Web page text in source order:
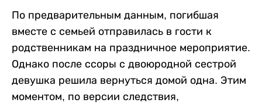
По предварительным данным, погибшая
вместе с семьей отправилась в гости к
родственникам на праздничное мероприятие.
Однако после ссоры с двоюродной сестрой
девушка решила вернуться домой одна. Этим
моментом, по версии следствия,